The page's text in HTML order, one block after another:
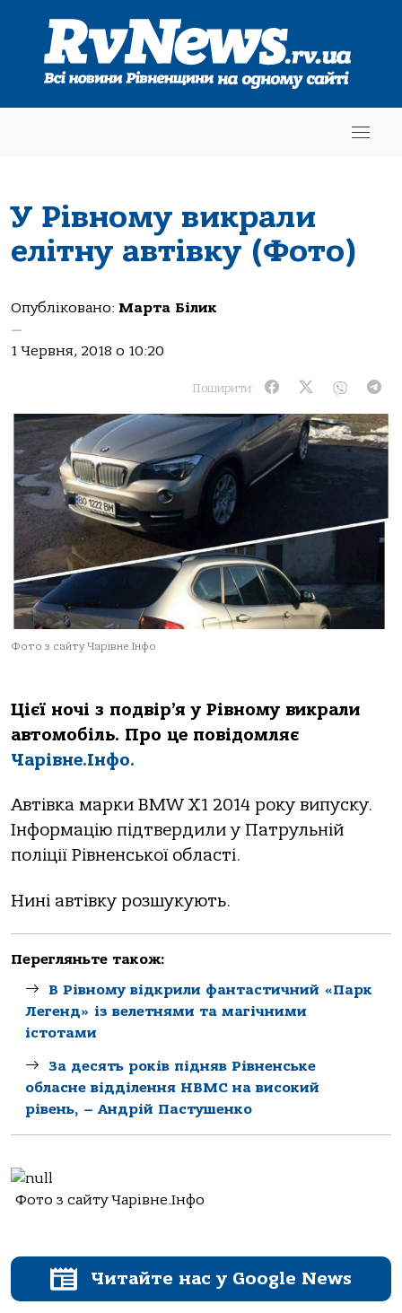
У Рівному викрали
елітну автівку (Фото)
Опубліковано: Марта Білик
—
1 Червня, 2018 о 10:20
Поширити:
Фото з сайту Чарівне.Інфо
Цієї ночі з подвір’я у Рівному викрали
автомобіль. Про це повідомляє
Чарівне.Інфо.
Автівка марки BMW Х1 2014 року випуску.
Інформацію підтвердили у Патрульній
поліції Рівненської області.
Нині автівку розшукують.
Перегляньте також:
В Рівному відкрили фантастичний «Парк
Легенд» із велетнями та магічними
істотами
За десять років підняв Рівненське
обласне відділення НВМС на високий
рівень, – Андрій Пастушенко
Фото з сайту Чарівне.Інфо
Читайте нас у Google News